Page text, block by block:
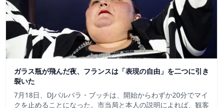
ガラス瓶が飛んだ夜、フランスは「表現の自由」を二つに引き
裂いた
7月18日、DJバルバラ・ブッチは、開始からわずか20分でマイ
クを止めることになった。市当局と本人の説明によれば、観客